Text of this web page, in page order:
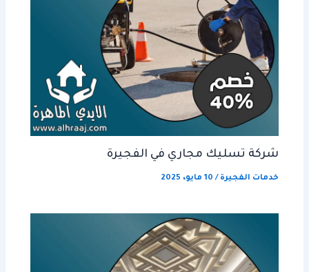
شركة تسليك مجاري في الفجيرة
خدمات الفجيرة / 10 مايو، 2025